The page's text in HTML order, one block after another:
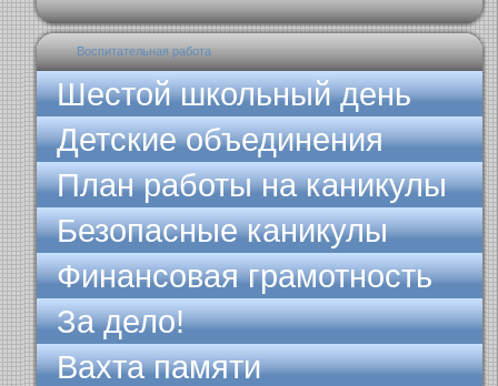
Воспитательная работа
Шестой школьный день
Детские объединения
План работы на каникулы
Безопасные каникулы
Финансовая грамотность
За дело!
Вахта памяти